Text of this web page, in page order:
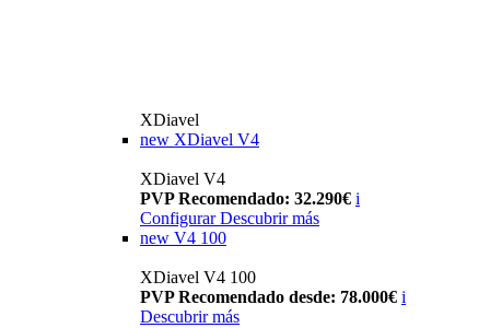
XDiavel
new XDiavel V4
XDiavel V4
PVP Recomendado: 32.290€ i
Configurar Descubrir más
new V4 100
XDiavel V4 100
PVP Recomendado desde: 78.000€ i
Descubrir más